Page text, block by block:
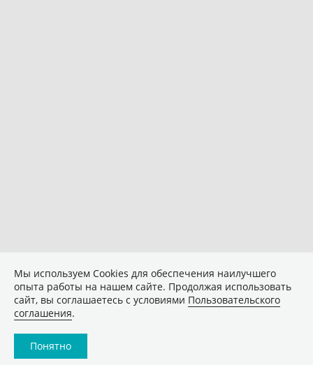
Мы используем Сookies для обеспечения наилучшего
опыта работы на нашем сайте. Продолжая использовать
сайт, вы соглашаетесь с условиями Пользовательского
соглашения.
Понятно